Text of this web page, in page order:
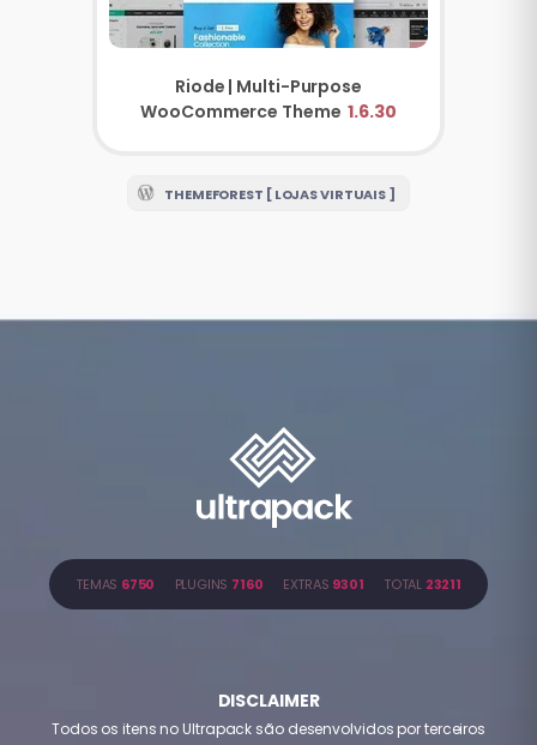
Riode | Multi-Purpose
WooCommerce Theme 1.6.30
THEMEFOREST [ LOJAS VIRTUAIS ]
TEMAS 6750 PLUGINS 7160 EXTRAS 9301 TOTAL 23211
DISCLAIMER
Todos os itens no Ultrapack são desenvolvidos por terceiros